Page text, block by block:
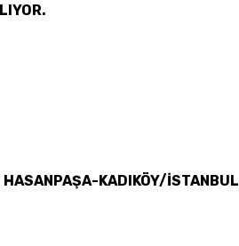
HASANPAŞA-KADIKÖY/İSTANBUL